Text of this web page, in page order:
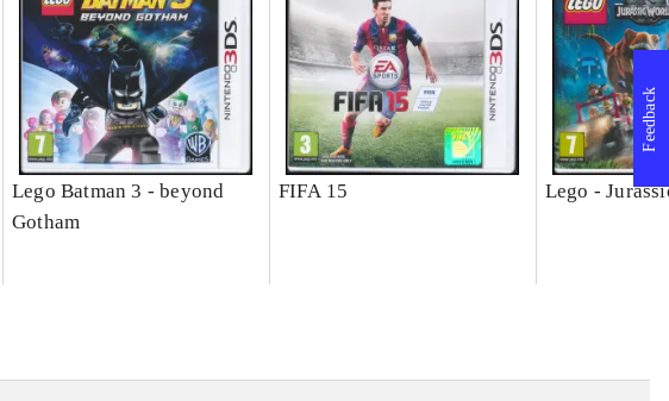
Lego Batman 3 - beyond
Gotham
FIFA 15 Lego -
Feedback